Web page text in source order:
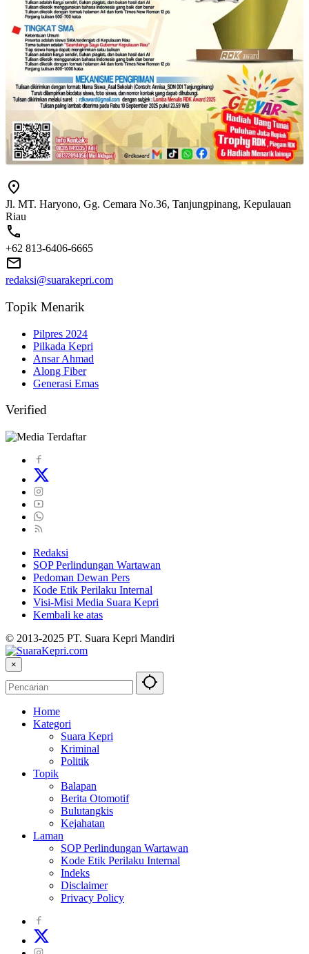
Jl. MT. Haryono, Gg. Cemara No.36, Tanjungpinang, Kepulauan
Riau
+62 813-6406-6665
redaksi@suarakepri.com
Topik Menarik
Pilpres 2024
Pilkada Kepri
Ansar Ahmad
Along Fiber
Generasi Emas
Verified
Redaksi
SOP Perlindungan Wartawan
Pedoman Dewan Pers
Kode Etik Perilaku Internal
Visi-Misi Media Suara Kepri
Kembali ke atas
© 2013-2025 PT. Suara Kepri Mandiri
×
Home
Kategori
Suara Kepri
Kriminal
Politik
Topik
Balapan
Berita Otomotif
Bulutangkis
Kejahatan
Laman
SOP Perlindungan Wartawan
Kode Etik Perilaku Internal
Indeks
Disclaimer
Privacy Policy